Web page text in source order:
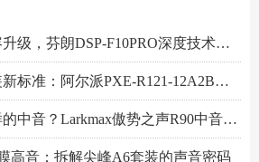
高音：拆解尖峰A6套装的声音密码